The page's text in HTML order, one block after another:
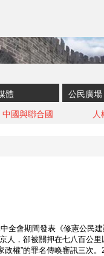
體 公民廣場
中國與聯合國 人
全會期間發表《修憲公民
人，卻被關押在七八百公
權”的罪名傳喚審訊三次